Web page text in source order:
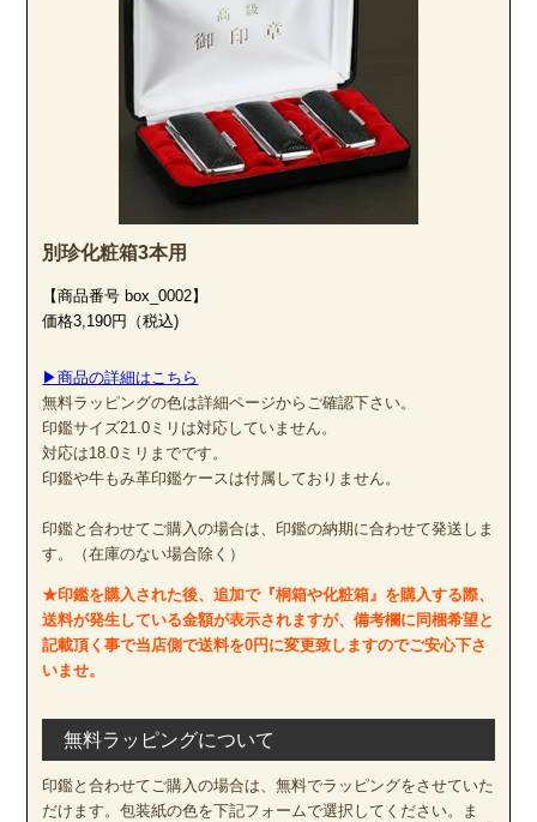
別珍化粧箱3本用
【商品番号 box_0002】
価格3,190円（税込)
▶商品の詳細はこちら
無料ラッピングの色は詳細ページからご確認下さい。
印鑑サイズ21.0ミリは対応していません。
対応は18.0ミリまでです。
印鑑や牛もみ革印鑑ケースは付属しておりません。
印鑑と合わせてご購入の場合は、印鑑の納期に合わせて発送しま
す。（在庫のない場合除く）
★印鑑を購入された後、追加で『桐箱や化粧箱』を購入する際、
送料が発生している金額が表示されますが、備考欄に同梱希望と
記載頂く事で当店側で送料を0円に変更致しますのでご安心下さ
いませ。
無料ラッピングについて
印鑑と合わせてご購入の場合は、無料でラッピングをさせていた
だけます。包装紙の色を下記フォームで選択してください。ま